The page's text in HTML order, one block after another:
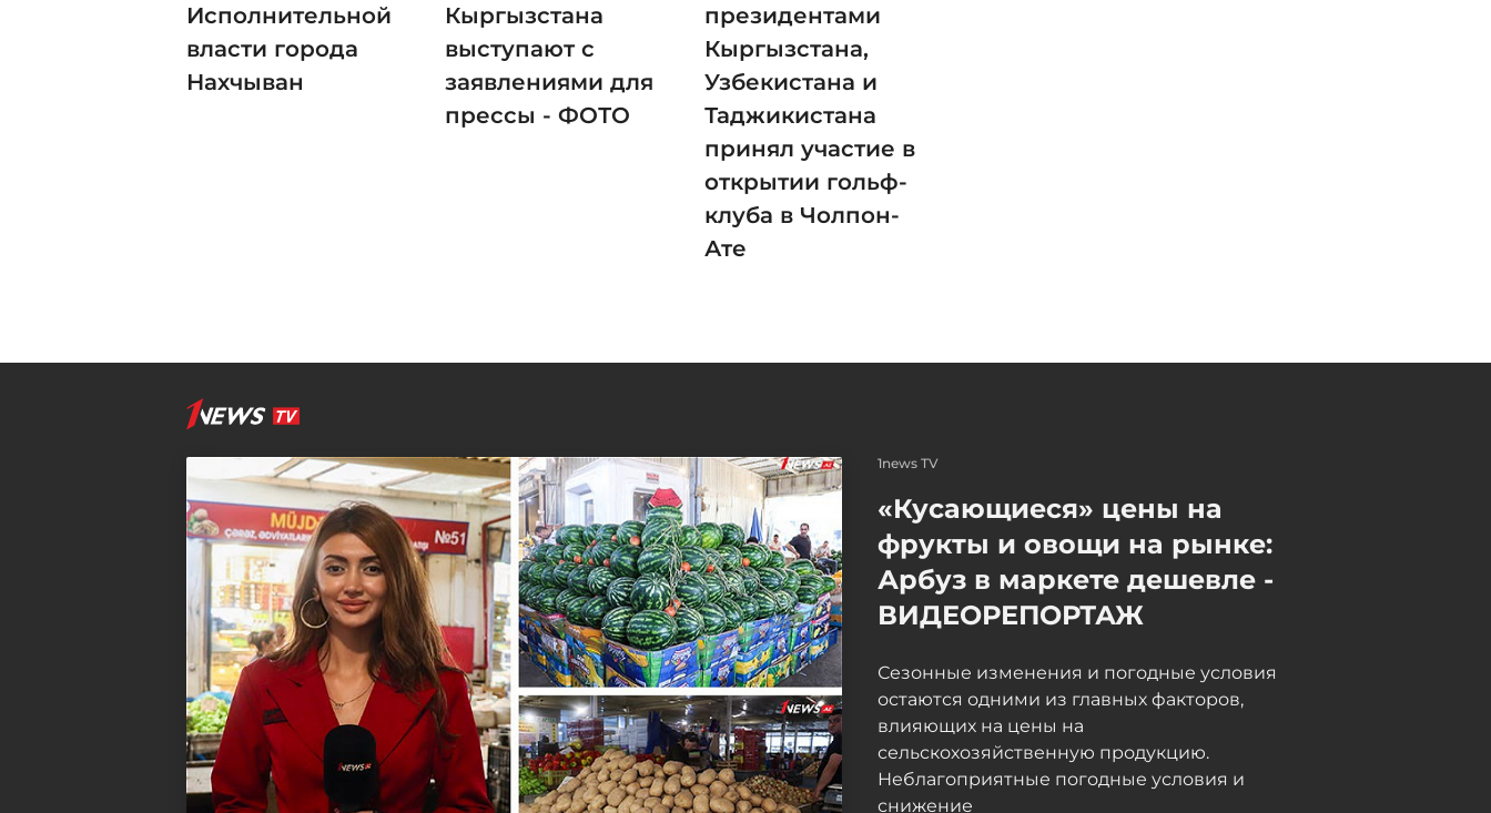
Исполнительной
власти города
Нахчыван
Кыргызстана
выступают с
заявлениями для
прессы - ФОТО
президентами
Кыргызстана,
Узбекистана и
Таджикистана
принял участие в
открытии гольф-
клуба в Чолпон-
Ате
1news TV
«Кусающиеся» цены на
фрукты и овощи на рынке:
Арбуз в маркете дешевле -
ВИДЕОРЕПОРТАЖ
Сезонные изменения и погодные условия
остаются одними из главных факторов,
влияющих на цены на
сельскохозяйственную продукцию.
Неблагоприятные погодные условия и
снижение